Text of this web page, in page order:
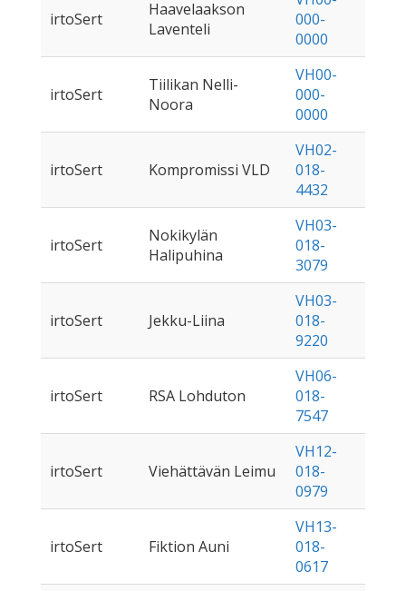
irtoSert
Haavelaakson
Laventeli
000-
0000
irtoSert
Tiilikan Nelli-
Noora
VH00-
000-
0000
irtoSert Kompromissi VLD
VH02-
018-
4432
irtoSert
Nokikylän
Halipuhina
VH03-
018-
3079
irtoSert Jekku-Liina
VH03-
018-
9220
irtoSert RSA Lohduton
VH06-
018-
7547
irtoSert Viehättävän Leimu
VH12-
018-
0979
irtoSert Fiktion Auni
VH13-
018-
0617